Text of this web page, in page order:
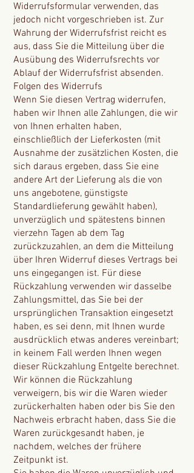
Widerrufsformular verwenden, das
jedoch nicht vorgeschrieben ist. Zur
Wahrung der Widerrufsfrist reicht es
aus, dass Sie die Mitteilung über die
Ausübung des Widerrufsrechts vor
Ablauf der Widerrufsfrist absenden.
Folgen des Widerrufs
Wenn Sie diesen Vertrag widerrufen,
haben wir Ihnen alle Zahlungen, die wir
von Ihnen erhalten haben,
einschließlich der Lieferkosten (mit
Ausnahme der zusätzlichen Kosten, die
sich daraus ergeben, dass Sie eine
andere Art der Lieferung als die von
uns angebotene, günstigste
Standardlieferung gewählt haben),
unverzüglich und spätestens binnen
vierzehn Tagen ab dem Tag
zurückzuzahlen, an dem die Mitteilung
über Ihren Widerruf dieses Vertrags bei
uns eingegangen ist. Für diese
Rückzahlung verwenden wir dasselbe
Zahlungsmittel, das Sie bei der
ursprünglichen Transaktion eingesetzt
haben, es sei denn, mit Ihnen wurde
ausdrücklich etwas anderes vereinbart;
in keinem Fall werden Ihnen wegen
dieser Rückzahlung Entgelte berechnet.
Wir können die Rückzahlung
verweigern, bis wir die Waren wieder
zurückerhalten haben oder bis Sie den
Nachweis erbracht haben, dass Sie die
Waren zurückgesandt haben, je
nachdem, welches der frühere
Zeitpunkt ist.